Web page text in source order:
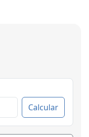
Calcular